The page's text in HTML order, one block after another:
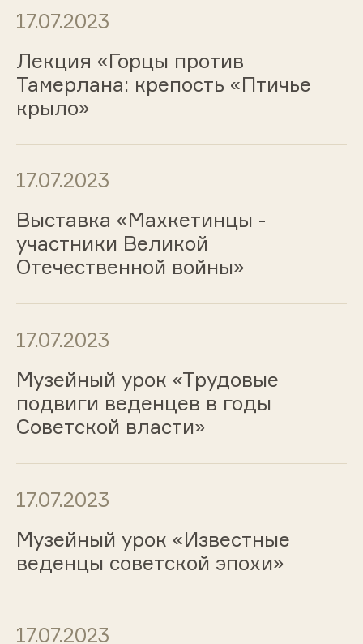
17.07.2023
Лекция «Горцы против
Тамерлана: крепость «Птичье
крыло»
17.07.2023
Выставка «Махкетинцы -
участники Великой
Отечественной войны»
17.07.2023
Музейный урок «Трудовые
подвиги веденцев в годы
Советской власти»
17.07.2023
Музейный урок «Известные
веденцы советской эпохи»
17.07.2023